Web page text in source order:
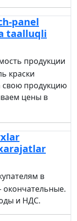
panel
taalluqli
продукции
краски
свою продукцию
цены в
в
и НДС.